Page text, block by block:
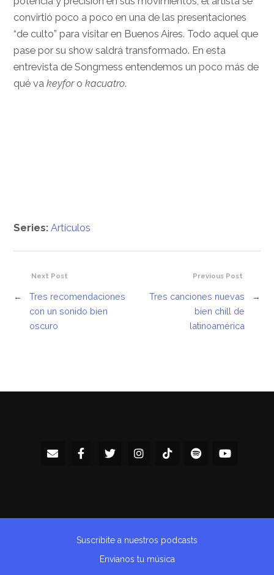
convirtió poco a poco en una de las presentaciones
“de culto” para visitar en Buenos Aires. Todo aquel que
pase por su show saldrá transformado. En esta
entrevista de Songmess entendemos un poco más de
qué vakeyforokacuatro.
Series:Artículos
Previous Post
Tres canciones nuevas
bien chill de
latinoamérica
→
Next Post
←
Tres recomendaciones
con un sonido bien
oscuro
Suscribite a nuestros podcasts
Envianos tu música